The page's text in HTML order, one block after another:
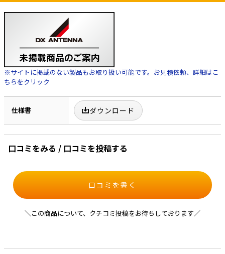
※サイトに掲載のない製品もお取り扱い可能です。お見積依頼、詳細はこ
ちらをクリック
仕様書 ダウンロード
口コミをみる / 口コミを投稿する
口コミを書く
＼この商品について、クチコミ投稿をお待ちしております／